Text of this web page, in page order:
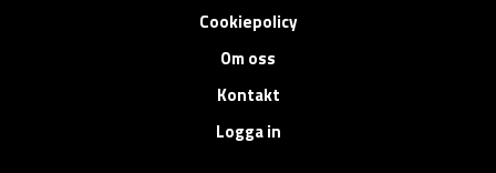
Cookiepolicy
Om oss
Kontakt
Logga in